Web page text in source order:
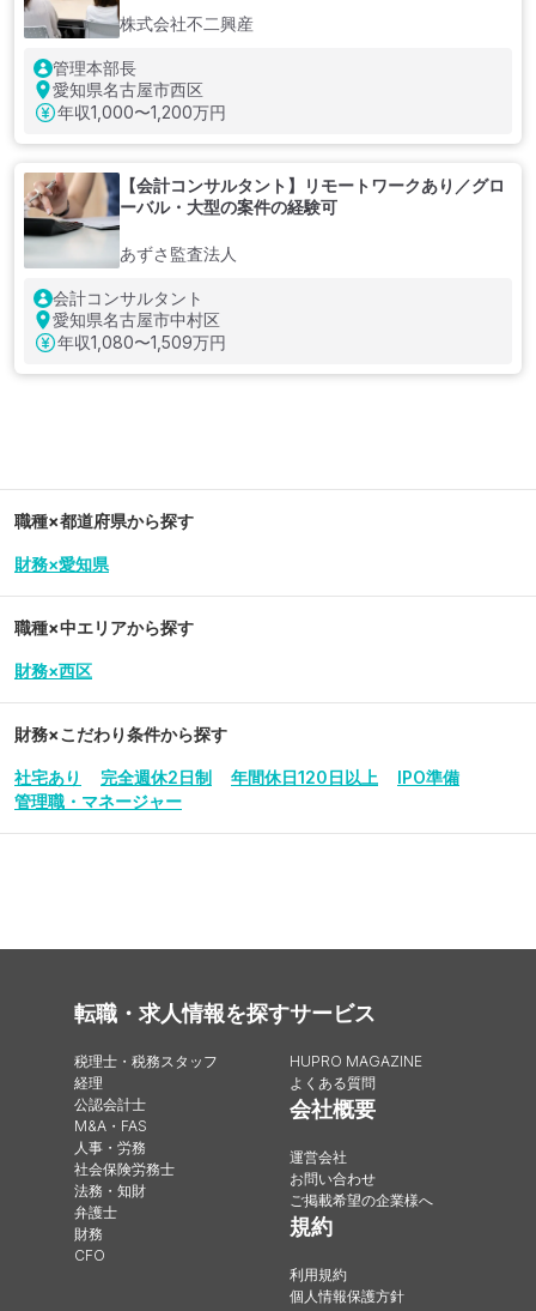
株式会社不二興産
管理本部長
愛知県名古屋市西区
年収1,000〜1,200万円
【会計コンサルタント】リモートワークあり／グロ
ーバル・大型の案件の経験可
あずさ監査法人
会計コンサルタント
愛知県名古屋市中村区
年収1,080〜1,509万円
職種×都道府県から探す
財務×愛知県
職種×中エリアから探す
財務×西区
財務×こだわり条件から探す
社宅あり 完全週休2日制 年間休日120日以上
IPO準備
管理職・マネージャー
転職・求人情報を探す
税理士・税務スタッフ
経理
公認会計士
M&A・FAS
人事・労務
社会保険労務士
法務・知財
弁護士
財務
CFO
サービス
HUPRO MAGAZINE
よくある質問
会社概要
運営会社
お問い合わせ
ご掲載希望の企業様へ
規約
利用規約
個人情報保護方針